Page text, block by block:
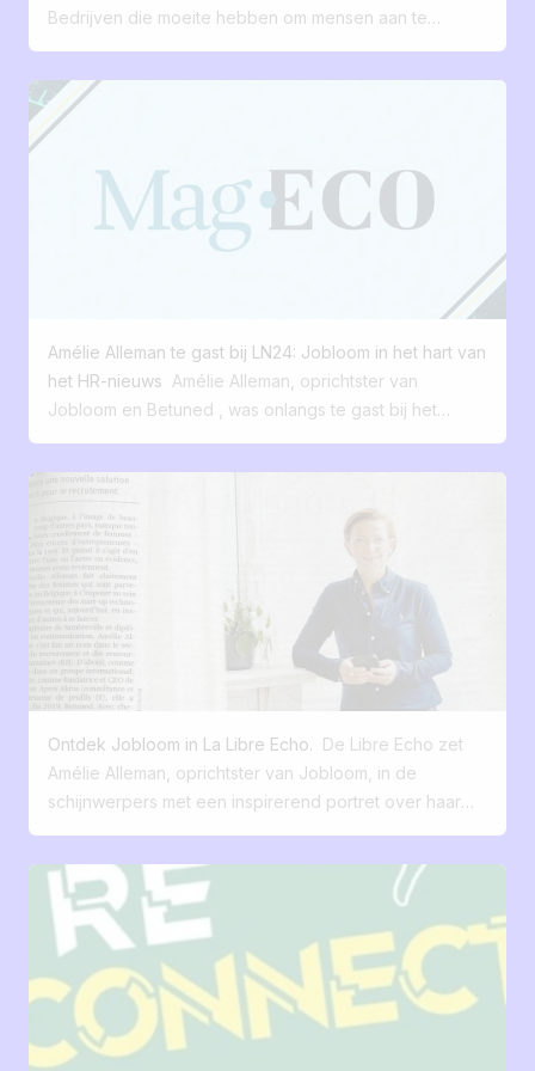
meertalige verspreiding ✅ Rapportage
teams. En jij, hoeveel functionaliteiten van
je ATS gebruik je nu echt dagelijks? 🤔
Bedrijven die moeite hebben om mensen aan te
tekort aan talent, de aanhoudende spanningen in
bepaalde beroepen en de geringe mobiliteit op de
reikt dan een puur hr-vraagstuk. Werving en selectie
zijn uitgegroeid tot een van de meest betrouwbare
graadmeters voor hoe bedrijven daadwerkelijk worden
vastloopt, blijven niet alleen vacatures onvervuld.
Loopbanen komen stil te staan, beslissingen worden
niet genomen en er wordt geen waarde meer
gecreëerd. Deze disfunctie is zelden het gevolg van
een absoluut tekort aan vaardigheden. Veel vaker is
om duidelijk te maken wie ze zijn, wat ze verwachten
en wat ze bereid zijn te bieden. Zeer opmerkzame
talenten In veel bedrijven wordt rekrutering nog steeds
gezien als een operationele, reactieve functie, soms
puur administratief. Er wordt een vacature geplaatst,
een paar kanalen worden aangezet, en vervolgens is
men verbaasd dat de sollicitaties niet binnenkomen
zoals verwacht of niet aansluiten bij wat men zoekt. Die
manier van denken hoort bij een ander tijdperk.
Vandaag begint de rekruteringsfunnel niet meer bij de
vergelijken en beoordelen de geloofwaardigheid van
een project en de consistentie van de boodschap. Ze
proberen te begrijpen hoe beslissingen worden
genomen, wat de verhouding is tot macht, autonomie
en verantwoordelijkheid. Met andere woorden: ze
beoordelen het bestuur lang voordat ze een functie
overwegen. Deze realiteit wordt bijzonder duidelijk in
Amélie Alleman te gast bij LN24: Jobloom in het hart van
het HR-nieuws Amélie Alleman, oprichtster van
Jobloom en Betuned , was onlangs te gast bij het
van kandidaten en recruiters kan transformeren.
Tijdens dit interview gaat ze in op haar
ondernemersreis, de oorsprong van Jobloom, en de
uitdagingen waarmee kleine en middelgrote bedrijven
te maken hebben om in een krappe markt de juiste
talenten aan te trekken. Ze legt uit hoe Jobloom het
voor MKB's mogelijk maakt om een levendige
carrièrepagina te creëren, hun vacatures met één klik
dankzij kunstmatige intelligentie. Een duidelijke,
concrete en inspirerende uitwisseling over de
toekomst van gedigitaliseerde werving.
Ontdek Jobloom in La Libre Echo. De Libre Echo zet
Amélie Alleman, oprichtster van Jobloom, in de
schijnwerpers met een inspirerend portret over haar
artikel dat terugblikt op de oprichting van Jobloom,
haar innovatieve positionering, en haar missie: het
wervingsproces vereenvoudigen door middel van
technologie. Amélie Alleman in de schijnwerpers in La
Libre Echo : terugblik op de ontstaansgeschiedenis van
Jobloom We hebben het genoegen een mooi artikel te
delen dat verschenen is in de weekendeditie van La